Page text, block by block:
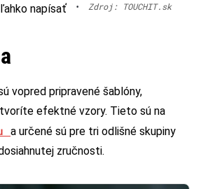
napísať • Zdroj: TOUCHIT.sk
vopred pripravené šablóny,
efektné vzory. Tieto sú na
a určené sú pre tri odlišné skupiny
zručnosti.